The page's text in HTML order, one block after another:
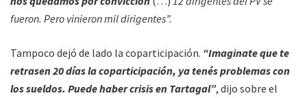
fueron. Pero vinieron mil dirigentes”.
Tampoco dejó de lado la coparticipación. “Imaginate que te
retrasen 20 días la coparticipación, ya tenés problemas con
los sueldos. Puede haber crisis en Tartagal”, dijo sobre el